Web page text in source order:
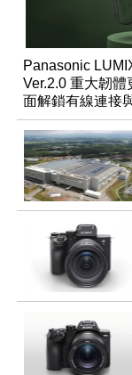
Panasonic
Ver.2.0 重大韌體
面解鎖有線連接
調編輯